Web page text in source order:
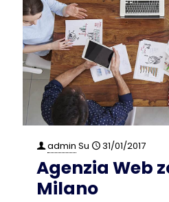
admin Su 31/01/2017
Agenzia Web
Milano